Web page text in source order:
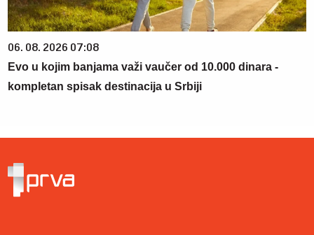
06. 08. 2026 07:08
Evo u kojim banjama važi vaučer od 10.000 dinara -
kompletan spisak destinacija u Srbiji